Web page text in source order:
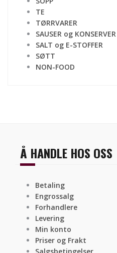
TE
TØRRVARER
SAUSER og KONSERVER
SALT og E-STOFFER
SØTT
NON-FOOD
Å HANDLE HOS OSS
Betaling
Engrossalg
Forhandlere
Levering
Min konto
Priser og Frakt